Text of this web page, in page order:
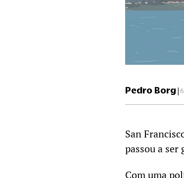
Pedro Borg|
San
passou a
Com uma